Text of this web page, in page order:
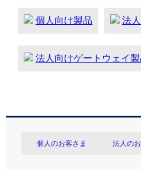
個人向け製品 法
法人向けゲートウェイ製
個人のお客さま 法人の